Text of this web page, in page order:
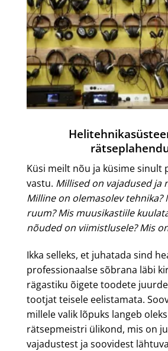
Küsi meilt nõu ja küsime sinult
vastu. Millised on vajadused ja
Milline on olemasolev tehnika?
ruum? Mis muusikastiile
nõuded on viimistlusele? Mis
Ikka selleks, et juhatada sind
professionaalse sõbrana läbi
rägastiku õigete toodete
tootjat teisele eelistamata.
millele valik lõpuks langeb
rätsepmeistri ülikond, mis on
vajadustest ja soovidest